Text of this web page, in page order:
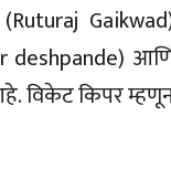
deshpande)
विकेट किपर